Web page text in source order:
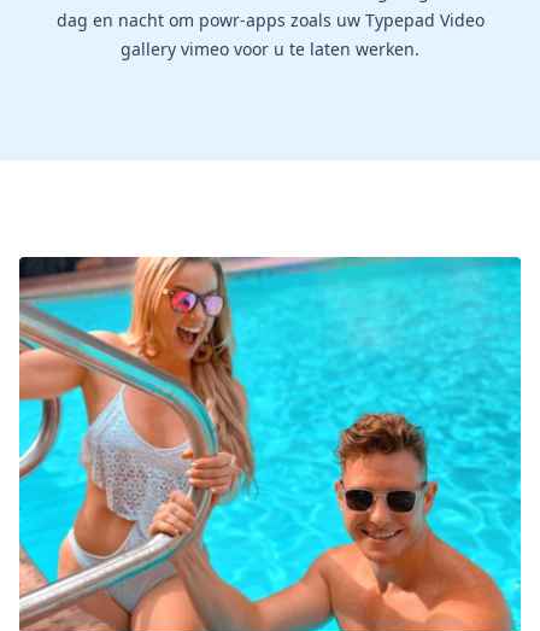
dag en nacht om powr-apps zoals uw Typepad Video
gallery vimeo voor u te laten werken.